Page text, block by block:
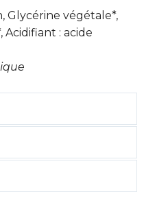
Glycérine végétale*,
Acidifiant : acide